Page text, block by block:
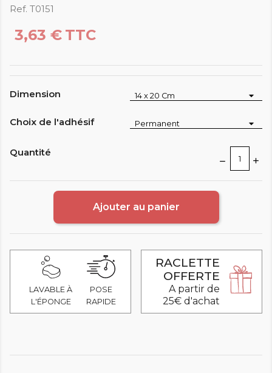
Ref. T0151
3,63 € TTC
Dimension
Choix de l'adhésif
Quantité
Ajouter au panier
LAVABLE À
L'ÉPONGE
POSE
RAPIDE
RACLETTE
OFFERTE
A partir de
25€ d'achat